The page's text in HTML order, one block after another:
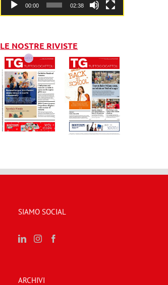
00:00 02:38
LE NOSTRE RIVISTE
SIAMO SOCIAL
ARCHIVI